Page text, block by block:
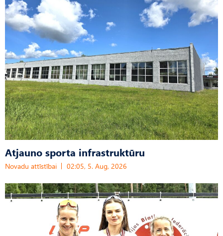
Atjauno sporta infrastruktūru
Novadu attīstībai 02:05, 5. Aug, 2026